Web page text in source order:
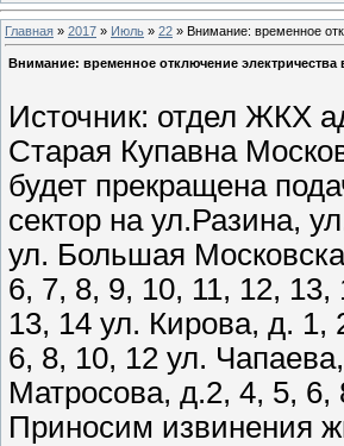
Главная » 2017 » Июль » 22 » Внимание: временное
Внимание: временное отключение электричества
Источник: отдел ЖКХ
Старая Купавна
будет прекращена
сектор на ул.Разина,
ул. Большая
6, 7, 8, 9, 10, 11, 12,
13, 14 ул. Кирова, д. 1,
6, 8, 10, 12 ул.
Матросова, д.2, 4, 5, 6,
Приносим извинения